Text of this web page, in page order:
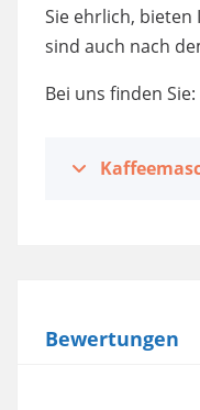
Sie ehrlich, bieten
sind auch nach
Bei uns finden Sie:
Bewertungen